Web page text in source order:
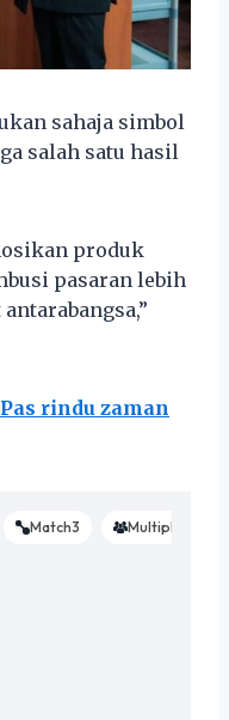
sahaja simbol
salah satu hasil
produk
pasaran lebih
rindu zaman